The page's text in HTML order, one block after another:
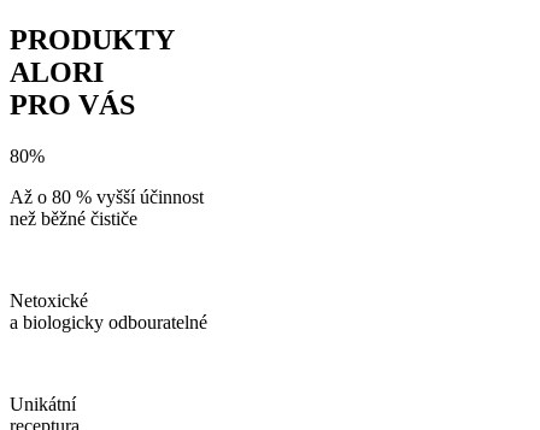
PRODUKTY
ALORI
PRO VÁS
80%
Až o 80 % vyšší účinnost
než běžné čističe
Netoxické
a biologicky odbouratelné
Unikátní
receptura